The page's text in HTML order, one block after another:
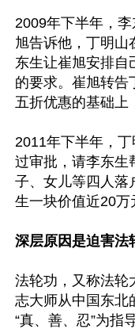
2009年下半年，
旭告诉他，丁明山
东生让崔旭安排自
的要求。崔旭转告
五折优惠的基础上
2011年下半年，
过审批，请李东生
子、女儿等四人落
生一块价值近20万
深层原因是迫害法
法轮功，又称法轮
志大师从中国东北
“真、善、忍”为指